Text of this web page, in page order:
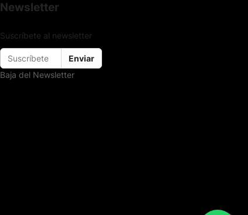
Newsletter
Suscríbete al newsletter
Enviar
Baja del Newsletter